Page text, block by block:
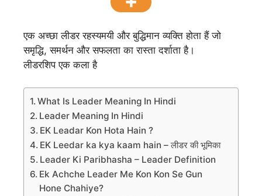
एक अच्छा लीडर रहस्यमयी और बुद्धिमान व्यक्ति होता हैं जो
समृद्धि, समर्थन और सफलता का रास्ता दर्शाता है।
लीडरशिप एक कला है
What Is Leader Meaning In Hindi
Leader Meaning In Hindi
EK Leadar Kon Hota Hain ?
EK Leedar ka kya kaam hain – लीडर की भूमिका
Leader Ki Paribhasha – Leader Definition
Ek Achche Leader Me Kon Kon Se Gun
Hone Chahiye?